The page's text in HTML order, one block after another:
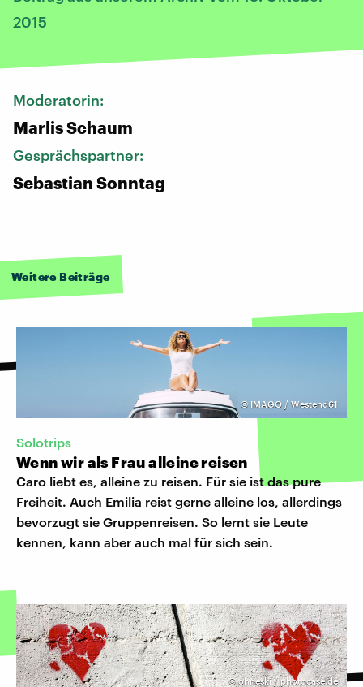
2015
Moderatorin:
Marlis Schaum
Gesprächspartner:
Sebastian Sonntag
Weitere Beiträge
© IMAGO / Westend61
Solotrips
Wenn wir als Frau alleine reisen
Caro liebt es, alleine zu reisen. Für sie ist das pure
Freiheit. Auch Emilia reist gerne alleine los, allerdings
bevorzugt sie Gruppenreisen. So lernt sie Leute
kennen, kann aber auch mal für sich sein.
©ohneski / photocase.de